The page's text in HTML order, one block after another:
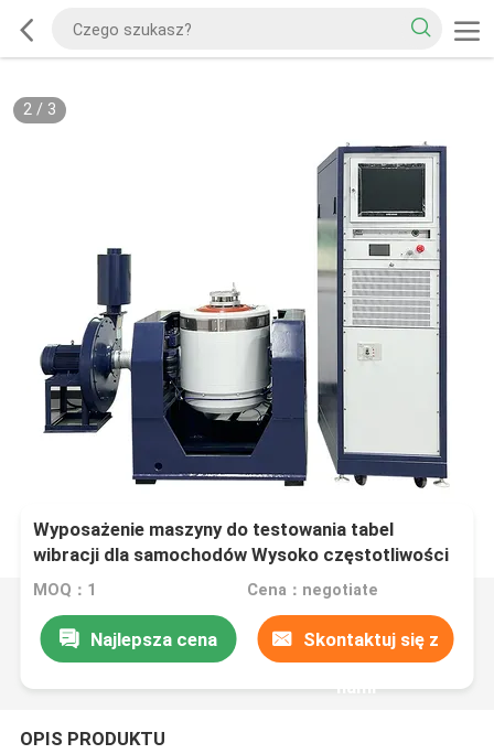
2/ 3
Wyposażenie maszyny do testowania tabel
wibracji dla samochodów Wysoko częstotliwości
Linear sweep 0~6000 Hz/min
MOQ：1 Cena：negotiate
Najlepsza cena Skontaktuj się z
nami
OPIS PRODUKTU